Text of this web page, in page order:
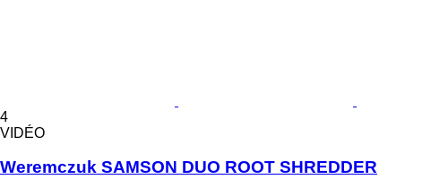
4
VIDÉO
Weremczuk SAMSON DUO ROOT SHREDDER